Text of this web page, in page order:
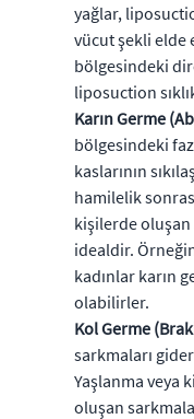
yağlar,
vücut şekli elde
bölgesindeki
liposuction
Karın Germe
bölgesindeki
kaslarının
hamilelik
kişilerde oluşan
idealdir.
kadınlar karın
olabilirler.
Kol Germe
sarkmaları
Yaşlanma veya
oluşan